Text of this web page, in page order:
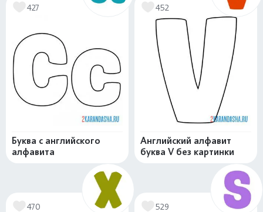
427
Буква c английского
алфавита
452
Английский алфавит
буква V без картинки
470 529